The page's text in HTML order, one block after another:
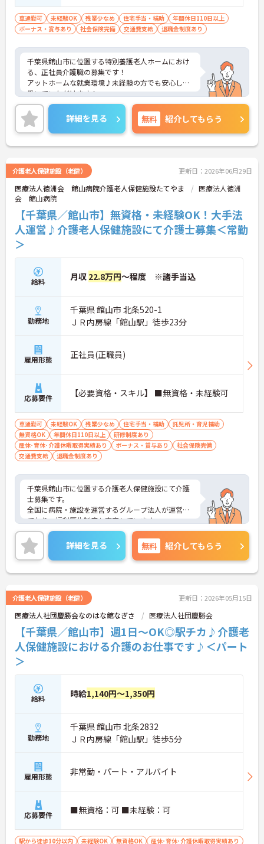
車通勤可 未経験OK 残業少なめ 住宅手当・補助
年間休日110日以上
ボーナス・賞与あり
社会保険完備 交通費支給 退職金制度あり
千葉県館山市に位置する特別養護老人ホームにおけ
る、正社員介護職の募集です！
アットホームな就業環境♪未経験の方でも安心して
働いていただけます！
ご興味ある方には、面接対策ポイントなど、さらに
詳細をお話しいたしますのでお気軽にご相談くださ
い。
詳細を見る 無料 紹介してもらう
介護老人保健施設（老健） 更新日：2026年06月29日
医療法人徳洲会 館山病院介護老人保健施設たてやま
医療法人徳洲
会 館山病院
【千葉県／館山市】無資格・未経験OK！大手法
人運営♪介護老人保健施設にて介護士募集＜常勤
＞
給料 月収 22.8万円～程度 ※諸手当込
勤務地
千葉県 館山市 北条520-1
ＪＲ内房線「館山駅」徒歩23分
雇用形態 正社員(正職員)
応募要件 【必要資格・スキル】 ■無資格・未経験可
車通勤可 未経験OK 残業少なめ 住宅手当・補助
託児所・育児補助
無資格OK
年間休日110日以上
研修制度あり
産休･育休･介護休暇取得実績あり
ボーナス・賞与あり
社会保険完備
交通費支給
退職金制度あり
千葉県館山市に位置する介護老人保健施設にて介護
士募集です。
全国に病院・施設を運営するグループ法人が運営し
ており、福利厚生制度も充実しています。
ご興味のある方には、面接対策ポイントなど、さら
に詳細をお話いたしますので、お気軽にご相談くだ
さい。
詳細を見る 無料 紹介してもらう
介護老人保健施設（老健） 更新日：2026年05月15日
医療法人社団慶勝会なのはな館なぎさ 医療法人社団慶勝会
【千葉県／館山市】週1日～OK◎駅チカ♪介護老
人保健施設における介護のお仕事です♪＜パート
＞
給料 時給1,140円～1,350円
勤務地
千葉県 館山市 北条2832
ＪＲ内房線「館山駅」徒歩5分
雇用形態 非常勤・パート・アルバイト
応募要件 ■無資格：可 ■未経験：可
駅から徒歩10分以内 未経験OK 無資格OK 産休･育休･介護休暇取得実績あり